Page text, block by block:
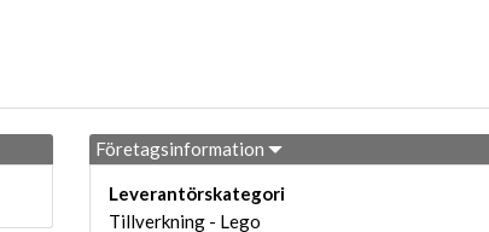
Företagsinformation
Leverantörskategori
Tillverkning - Lego